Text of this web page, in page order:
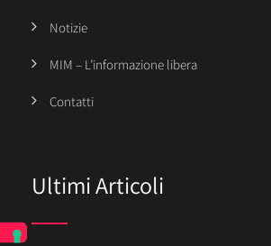
Notizie
MIM – L’informazione libera
Contatti
Ultimi Articoli